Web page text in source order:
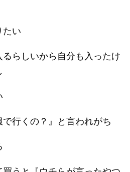
たい
るらしいから自分も入ったけ
で行くの？』と言われがち